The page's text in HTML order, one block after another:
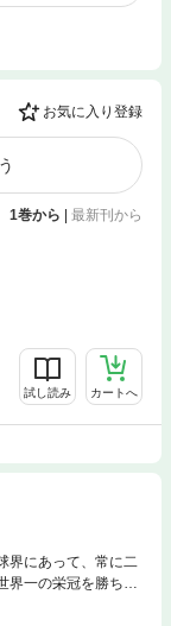
お気に入り登録
1巻から 最新刊から
試し読み カートへ
界にあって、常に二
一の栄冠を勝ち取